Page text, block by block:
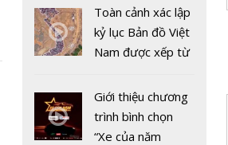
Nam và Trung
Quốc tăng cường
hợp tác điều tra,
gian lận thương
mại
Toàn cảnh xác lập
kỷ lục Bản đồ Việt
Nam được xếp từ
năm 2022
Giới thiệu chương
trình bình chọn
“Xe của năm